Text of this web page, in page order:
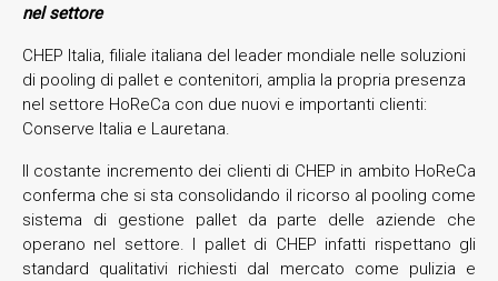
nel settore
CHEP Italia, filiale italiana del leader mondiale nelle soluzioni
di pooling di pallet e contenitori, amplia la propria presenza
nel settore HoReCa con due nuovi e importanti clienti:
Conserve Italia e Lauretana.
Il costante incremento dei clienti di CHEP in ambito HoReCa
conferma che si sta consolidando il ricorso al pooling come
sistema di gestione pallet da parte delle aziende che
operano nel settore. I pallet di CHEP infatti rispettano gli
standard qualitativi richiesti dal mercato come pulizia e